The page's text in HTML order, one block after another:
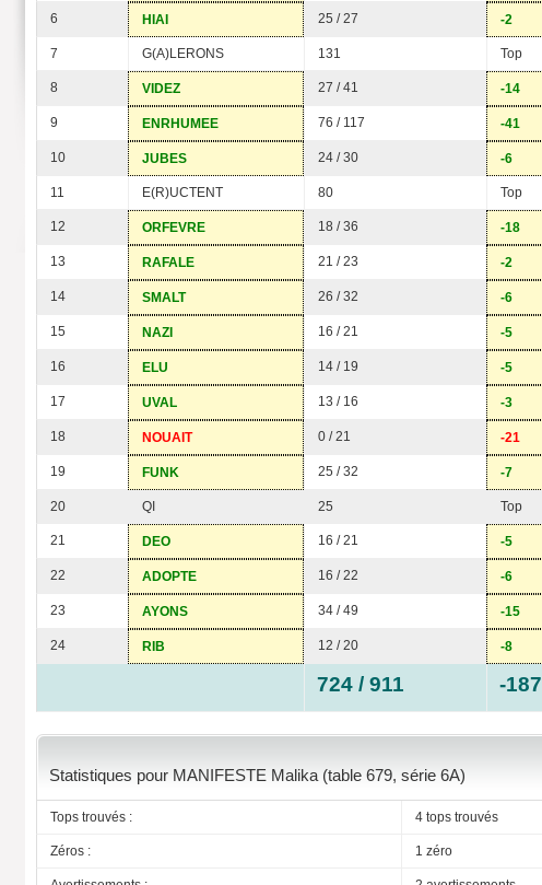
6 HIAI 25 / 27 -2
7 G(A)LERONS 131 Top
8 VIDEZ 27 / 41 -14
9 ENRHUMEE 76 / 117 -41
10 JUBES 24 / 30 -6
11 E(R)UCTENT 80 Top
12 ORFEVRE 18 / 36 -18
13 RAFALE 21 / 23 -2
14 SMALT 26 / 32 -6
15 NAZI 16 / 21 -5
16 ELU 14 / 19 -5
17 UVAL 13 / 16 -3
18 NOUAIT 0 / 21 -21
19 FUNK 25 / 32 -7
20 QI 25 Top
21 DEO 16 / 21 -5
22 ADOPTE 16 / 22 -6
23 AYONS 34 / 49 -15
24 RIB 12 / 20 -8
724 / 911 -187
Statistiques pour MANIFESTE Malika (table 679, série 6A)
Tops trouvés : 4 tops trouvés
Zéros : 1 zéro